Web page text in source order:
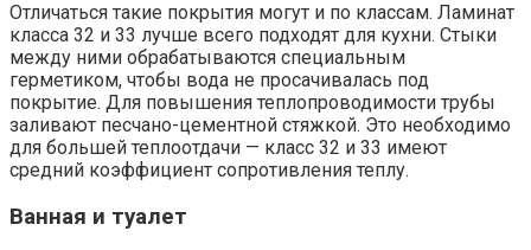
Отличаться такие покрытия могут и по классам. Ламинат
класса 32 и 33 лучше всего подходят для кухни. Стыки
между ними обрабатываются специальным
герметиком, чтобы вода не просачивалась под
покрытие. Для повышения теплопроводимости трубы
заливают песчано-цементной стяжкой. Это необходимо
для большей теплоотдачи — класс 32 и 33 имеют
средний коэффициент сопротивления теплу.
Ванная и туалет